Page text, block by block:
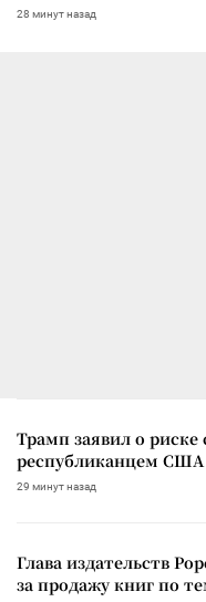
28 минут назад
Трамп заявил о
республиканцем США
29 минут назад
Глава издательств
за продажу книг по